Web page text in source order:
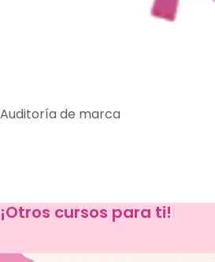
Auditoría de marca
¡Otros cursos para ti!